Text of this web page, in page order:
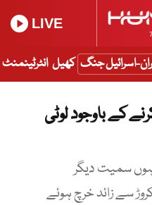
LIVE
اسرائیل جنگ کھیل انٹرٹینمنٹ
کے باوجود لوٹی
سمیت دیگر
سے زائد خرچ ہوئے